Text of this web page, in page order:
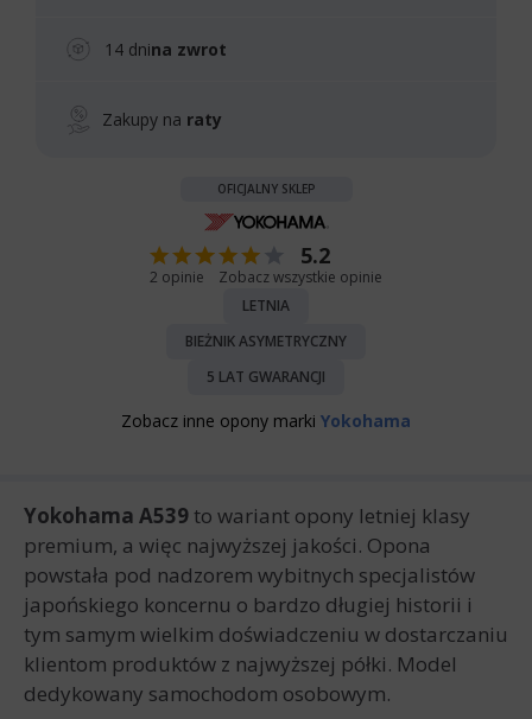
14 dnina zwrot
Zakupy na raty
OFICJALNY SKLEP
5.2
2 opinie
Zobacz wszystkie opinie
LETNIA
BIEŻNIK ASYMETRYCZNY
5 LAT GWARANCJI
Zobacz inne opony marki Yokohama
Yokohama A539 to wariant opony letniej klasy
premium, a więc najwyższej jakości. Opona
powstała pod nadzorem wybitnych specjalistów
japońskiego koncernu o bardzo długiej historii i
tym samym wielkim doświadczeniu w dostarczaniu
klientom produktów z najwyższej półki. Model
dedykowany samochodom osobowym.